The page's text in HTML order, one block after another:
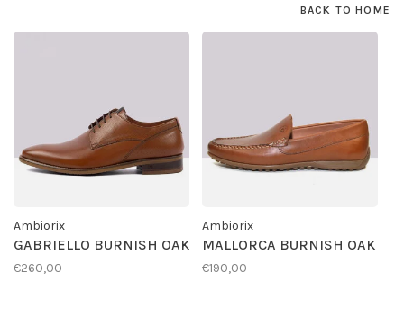
BACK TO HOME
Ambiorix
GABRIELLO BURNISH OAK
€260,00
Ambiorix
MALLORCA BURNISH OAK
€190,00